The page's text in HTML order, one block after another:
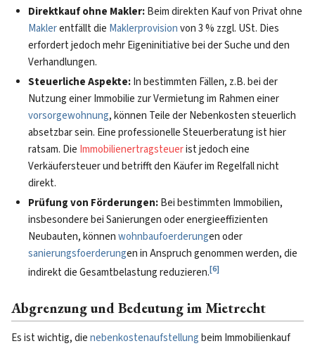
Direktkauf ohne Makler:Beim direkten Kauf von Privat ohne
Maklerentfällt die Maklerprovisionvon 3 % zzgl. USt. Dies
erfordert jedoch mehr Eigeninitiative bei der Suche und den
Verhandlungen.
Steuerliche Aspekte:In bestimmten Fällen, z.B. bei der
Nutzung einer Immobilie zur Vermietung im Rahmen einer
vorsorgewohnung, können Teile der Nebenkosten steuerlich
absetzbar sein. Eine professionelle Steuerberatung ist hier
ratsam. Die Immobilienertragsteuerist jedoch eine
Verkäufersteuer und betrifft den Käufer im Regelfall nicht
direkt.
Prüfung von Förderungen:Bei bestimmten Immobilien,
insbesondere bei Sanierungen oder energieeffizienten
Neubauten, könnenwohnbaufoerderungen oder
sanierungsfoerderungen in Anspruch genommen werden, die
indirekt die Gesamtbelastung reduzieren.[6]
Abgrenzung und Bedeutung im Mietrecht
Es ist wichtig, dienebenkostenaufstellungbeim Immobilienkauf